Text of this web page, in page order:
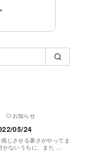
お知らせ
05/24
じさせる暑さがやってま
かないうちに、また …